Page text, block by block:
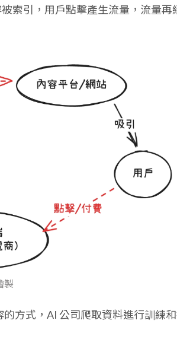
索引，用戶點擊產生流量，流量再
製
方式，AI 公司爬取資料進行訓練